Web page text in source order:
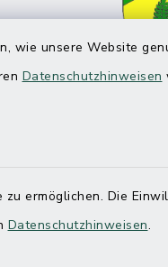
wie unsere Website
Datenschutzhinweisen
ermöglichen. Die
Datenschutzhinweisen.